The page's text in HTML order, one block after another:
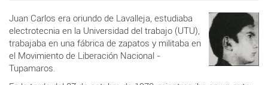
Juan Carlos era oriundo de Lavalleja, estudiaba
electrotecnia en la Universidad del trabajo (UTU),
trabajaba en una fábrica de zapatos y militaba en
el Movimiento de Liberación Nacional -
Tupamaros.